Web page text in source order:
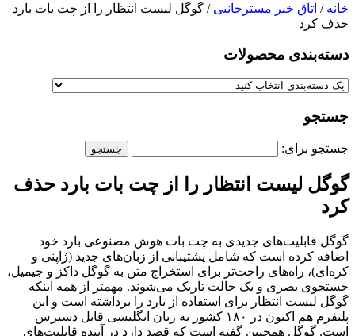
خانه / اتاق خبر مسترجانبی / گوگل لیست انتظار را از چت بات بارد
حذف کرد
دسته‌بندی‌ محصولات
جستجو
جستجو برای:
گوگل لیست انتظار را از چت بات بارد حذف
کرد
گوگل قابلیت‌های جدیدی به چت بات هوش مصنوعی بارد خود
اضافه کرده است که شامل پشتیبانی از زبان‌های جدید (ژاپنی و
کره‌ای)، راه‌های راحت‌تر برای استخراج متن به گوگل داکز و جیمیل،
جستجوی بصری و یک حالت تاریک می‌شوند. مهمتر از همه اینکه
گوگل لیست انتظار برای استفاده از بارد را برداشته است و این
پلتفرم هم اکنون در ۱۸۰ کشور به زبان انگلیسی قابل دسترس
است. گوگل همچنین گفته است که قصد دارد در آینده قابلیت‌های